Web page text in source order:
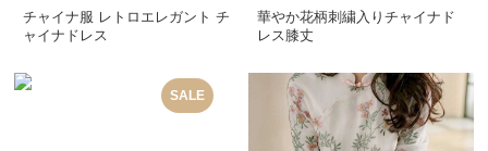
チャイナ服 レトロエレガント チ
ャイナドレス
華やか花柄刺繍入りチャイナド
レス膝丈
SALE